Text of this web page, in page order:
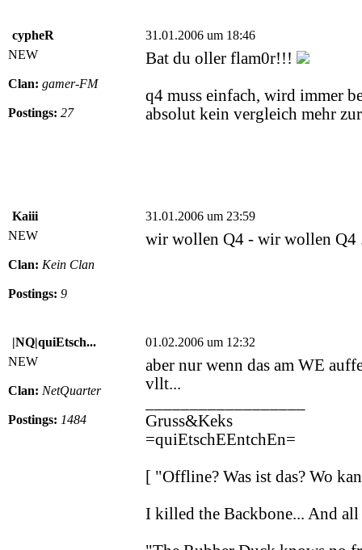
cypheR
31.01.2006 um 18:46
NEW
Clan: gamer-FM
Postings: 27
Bat du oller flam0r!!!
q4 muss einfach, wird immer
absolut kein vergleich mehr
Kaiii
31.01.2006 um 23:59
NEW
Clan: Kein Clan
Postings: 9
wir wollen Q4 - wir wollen
|NQ|quiEtsch...
01.02.2006 um 12:32
NEW
Clan: NetQuarter
Postings: 1484
aber nur wenn das am WE
vllt...
Gruss&Keks
=quiEtschEEntchEn=
[ "Offline? Was ist das? Wo
I killed the Backbone... And